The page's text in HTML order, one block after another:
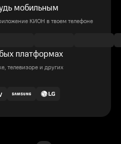
мобильным
КИОН в твоем телефоне
платформах
телевизоре и других